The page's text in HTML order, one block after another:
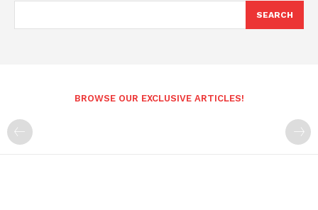
SEARCH
BROWSE OUR EXCLUSIVE ARTICLES!